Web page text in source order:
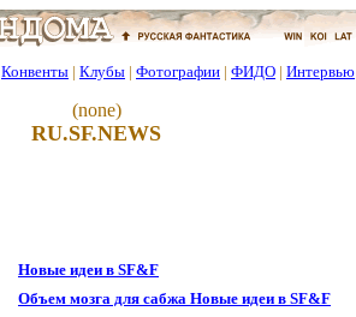
Конвенты | Клубы | Фотографии | ФИДО | Интервью
(none)
RU.SF.NEWS
Hовые идеи в SF&F
Объем мозга для сабжа Новые идеи в SF&F